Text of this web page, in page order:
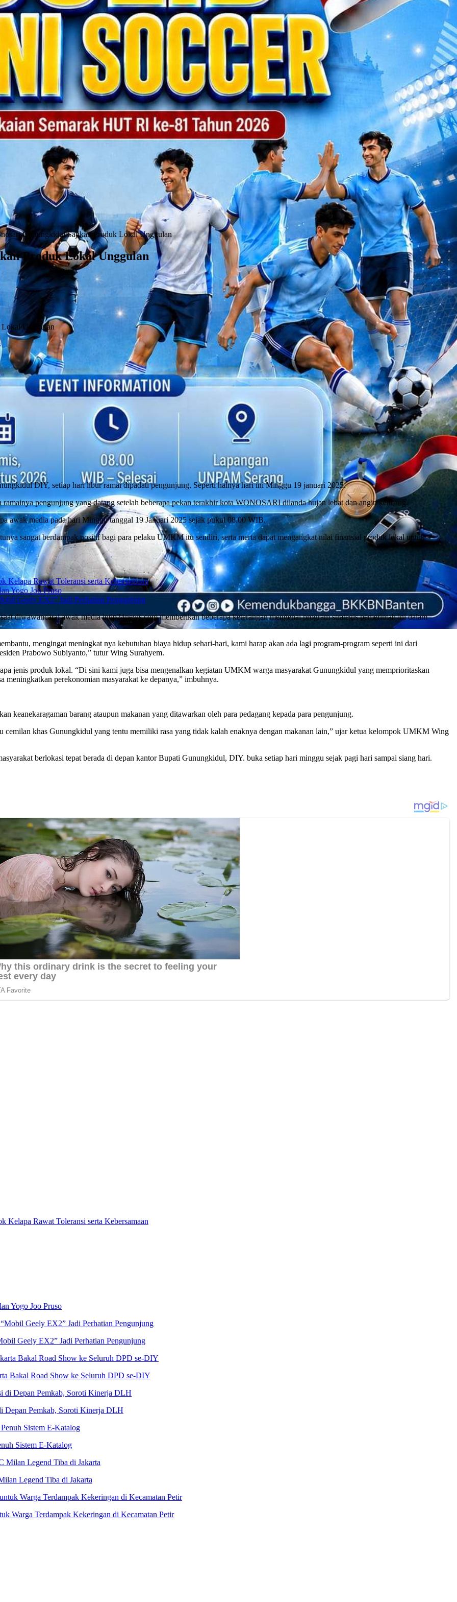
Gunungkidul Sajikan Produk Lokal Unggulan
Produk Lokal Unggulan
DIY, setiap hari libur ramai dipadati pengunjung. Seperti halnya hari ini Minggu 19 januari 2025.
ramainya pengunjung yang datang setelah beberapa pekan terakhir kota WONOSARI dilanda hujan lebat dan angin kencang.
awak media pada hari Minggu tanggal 19 Januari 2025 sejak pukul 08.00 WIB.
sangat berdampak positif bagi para pelaku UMKM itu sendiri, serta merta dapat mengangkat nilai finansial produk lokal untuk
Kelapa Rawat Toleransi serta Kebersamaan
Yogo Joo Pruso
Geely EX2” Jadi Perhatian Pengunjung
diwawancarai awak media intip24news.com memberikan beberapa keterangan mengenai program strategis pemerintah ini dalam
mengingat meningkat nya kebutuhan biaya hidup sehari-hari, kami harap akan ada lagi program-program seperti ini dari
Prabowo Subiyanto,” tutur Wing Surahyem.
jenis produk lokal. “Di sini kami juga bisa mengenalkan kegiatan UMKM warga masyarakat Gunungkidul yang memprioritaskan
meningkatkan perekonomian masyarakat ke depanya,” imbuhnya.
keanekaragaman barang ataupun makanan yang ditawarkan oleh para pedagang kepada para pengunjung.
cemilan khas Gunungkidul yang tentu memiliki rasa yang tidak kalah enaknya dengan makanan lain,” ujar ketua kelompok UMKM Wing
berlokasi tepat berada di depan kantor Bupati Gunungkidul, DIY. buka setiap hari minggu sejak pagi hari sampai siang hari.
Kelapa Rawat Toleransi serta Kebersamaan
Yogo Joo Pruso
Geely EX2” Jadi Perhatian Pengunjung
Bakal Road Show ke Seluruh DPD se-DIY
Depan Pemkab, Soroti Kinerja DLH
Sistem E-Katalog
Legend Tiba di Jakarta
Warga Terdampak Kekeringan di Kecamatan Petir